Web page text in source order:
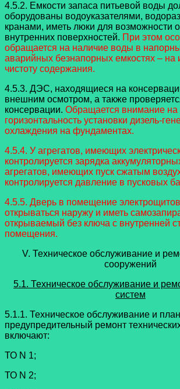
4.5.2. Емкости запаса питьевой воды
оборудованы водоуказателями,
кранами, иметь люки для возможности
внутренних поверхностей. При этом
обращается на наличие воды в
аварийных безнапорных емкостях – на
чистоту содержания.
4.5.3. ДЭС, находящиеся на
внешним осмотром, а также
консервации. Обращается внимание на
горизонтальность установки дизель-
охлаждения на фундаментах.
4.5.4. У агрегатов, имеющих
контролируется зарядка
агрегатов, имеющих пуск сжатым
контролируется давление в пусковых
4.5.5. Дверь в помещение
открываться наружу и иметь
открываемый без ключа с внутренней
помещения.
V. Техническое обслуживание и
сооружений
5.1. Техническое обслуживание и
систем
5.1.1. Техническое обслуживание и
предупредительный ремонт
включают:
ТО N 1;
ТО N 2;